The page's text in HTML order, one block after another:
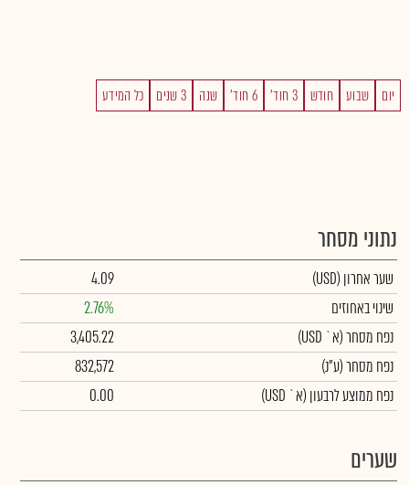
יום שבוע חודש 3 חוד' 6 חוד' שנה 3 שנים כל המידע
נתוני מסחר
שער אחרון (USD)
4.09
שינוי באחוזים
2.76%
נפח מסחר(א` USD)
3,405.22
נפח מסחר(ע"נ)
832,572
נפח ממוצע לרבעון (א` USD)
0.00
שערים